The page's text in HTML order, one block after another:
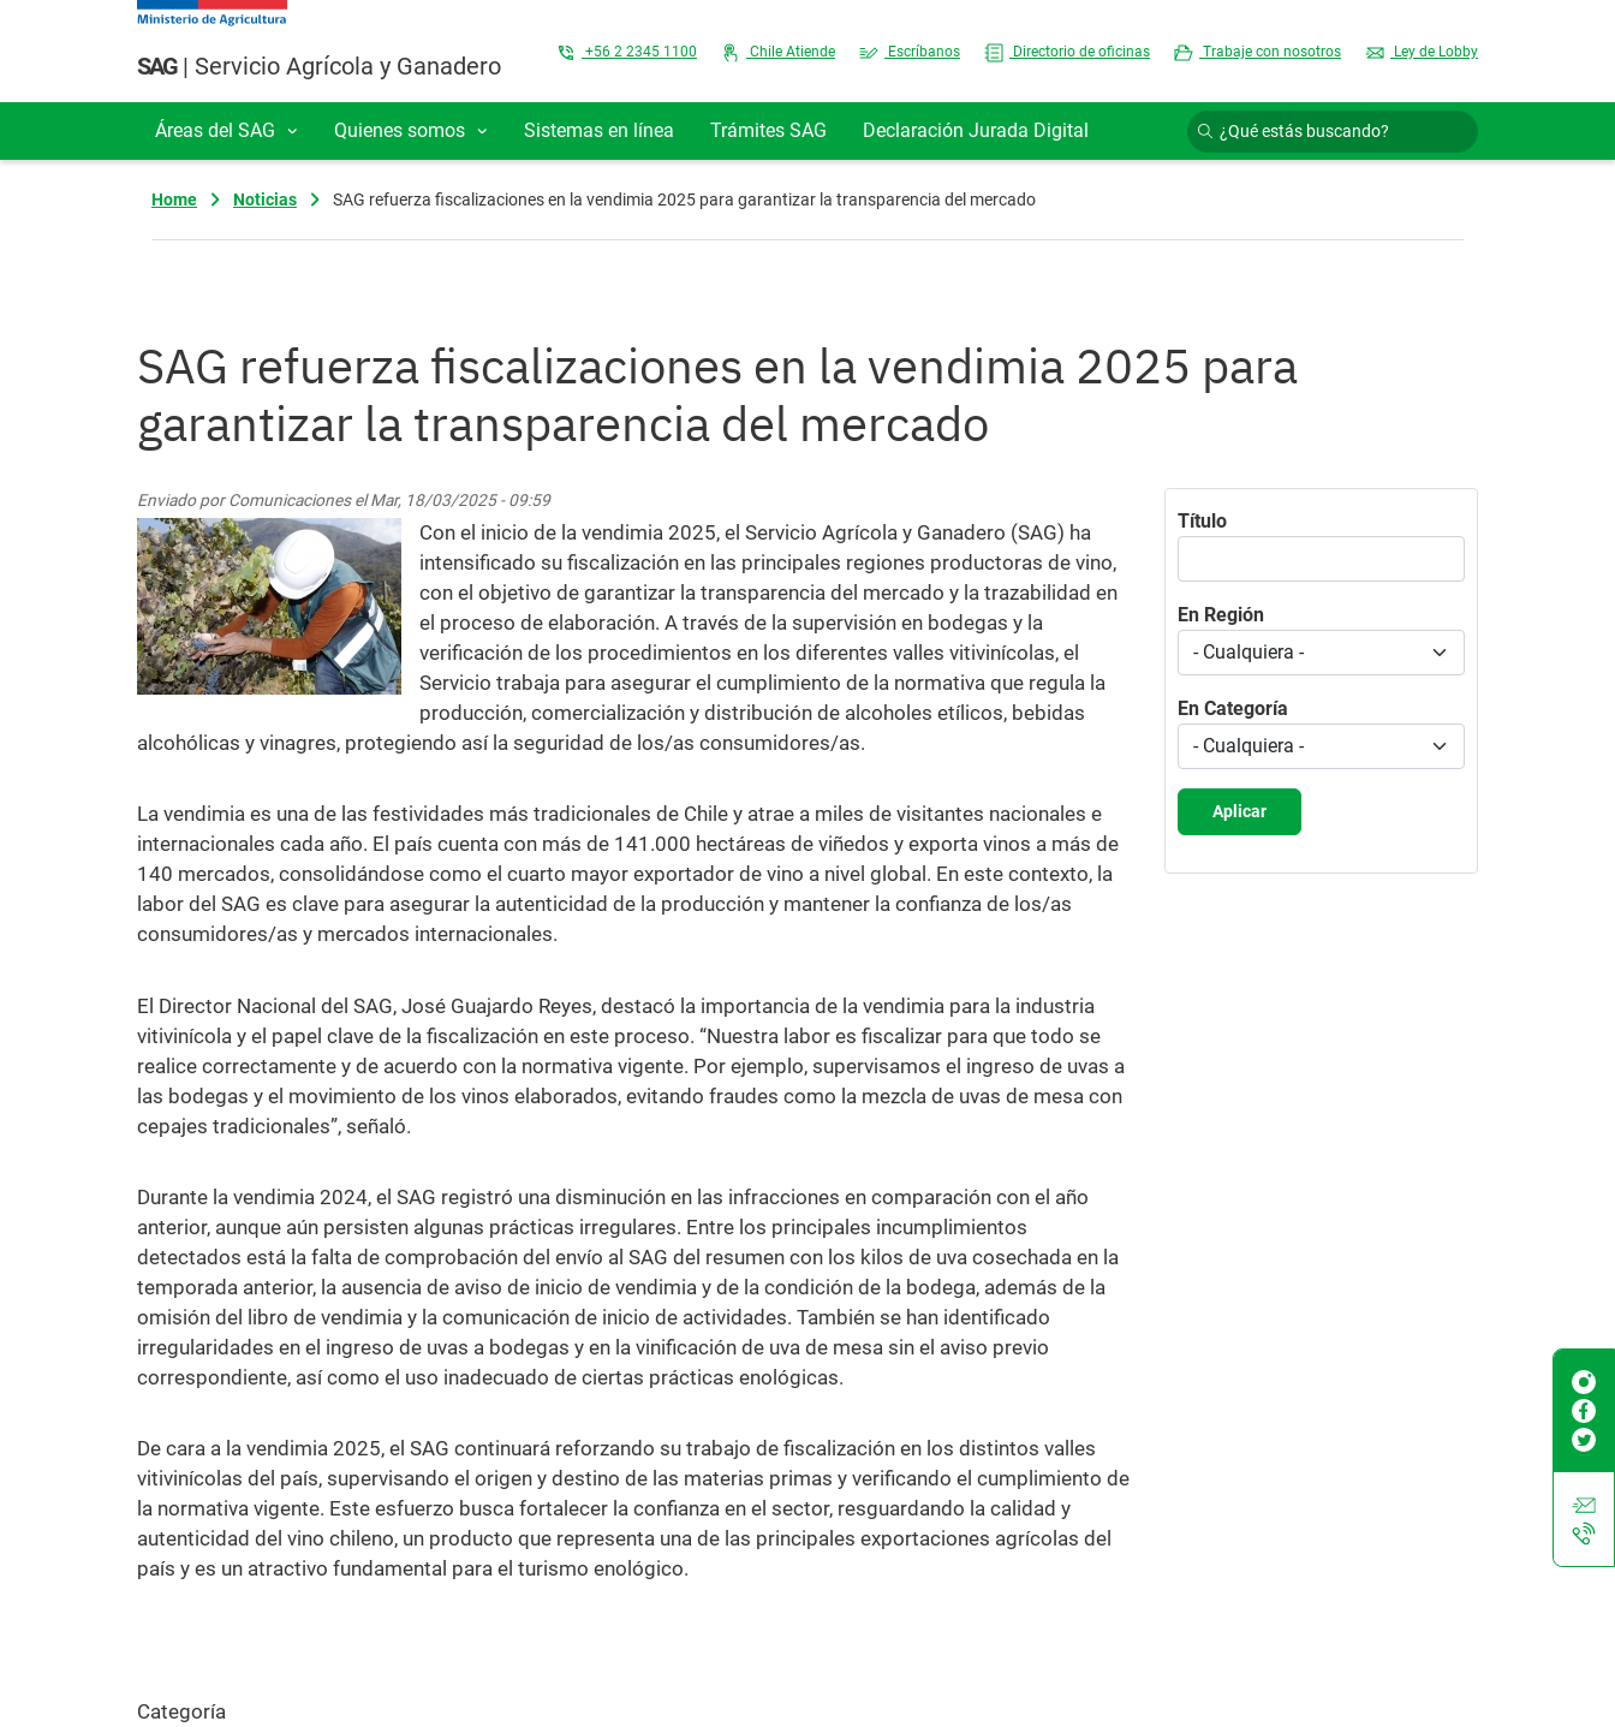
Pasar al contenido principal
SAG| Servicio Agrícola y Ganadero Top Menu
+56 2 2345 1100 Chile Atiende Escríbanos Directorio de oficinas Trabaje con nosotros Ley de Lobby
Navegación principal
Áreas del SAG Quienes somos Sistemas en línea Trámites SAG Declaración Jurada Digital
Home Noticias SAG refuerza fiscalizaciones en la vendimia 2025 para garantizar la transparencia del mercado
SAG refuerza fiscalizaciones en la vendimia 2025 para
garantizar la transparencia del mercado
Enviado porComunicacioneselMar, 18/03/2025 - 09:59
Con el inicio de la vendimia 2025, el Servicio Agrícola y Ganadero (SAG) ha
intensificado su fiscalización en las principales regiones productoras de vino,
con el objetivo de garantizar la transparencia del mercado y la trazabilidad en
el proceso de elaboración. A través de la supervisión en bodegas y la
verificación de los procedimientos en los diferentes valles vitivinícolas, el
Servicio trabaja para asegurar el cumplimiento de la normativa que regula la
producción, comercialización y distribución de alcoholes etílicos, bebidas
alcohólicas y vinagres, protegiendo así la seguridad de los/as consumidores/as.
La vendimia es una de las festividades más tradicionales de Chile y atrae a miles de visitantes nacionales e
internacionales cada año. El país cuenta con más de 141.000 hectáreas de viñedos y exporta vinos a más de
140 mercados, consolidándose como el cuarto mayor exportador de vino a nivel global. En este contexto, la
labor del SAG es clave para asegurar la autenticidad de la producción y mantener la confianza de los/as
consumidores/as y mercados internacionales.
El Director Nacional del SAG, José Guajardo Reyes, destacó la importancia de la vendimia para la industria
vitivinícola y el papel clave de la fiscalización en este proceso. “Nuestra labor es fiscalizar para que todo se
realice correctamente y de acuerdo con la normativa vigente. Por ejemplo, supervisamos el ingreso de uvas a
las bodegas y el movimiento de los vinos elaborados, evitando fraudes como la mezcla de uvas de mesa con
cepajes tradicionales”, señaló.
Durante la vendimia 2024, el SAG registró una disminución en las infracciones en comparación con el año
anterior, aunque aún persisten algunas prácticas irregulares. Entre los principales incumplimientos
detectados está la falta de comprobación del envío al SAG del resumen con los kilos de uva cosechada en la
temporada anterior, la ausencia de aviso de inicio de vendimia y de la condición de la bodega, además de la
omisión del libro de vendimia y la comunicación de inicio de actividades. También se han identificado
irregularidades en el ingreso de uvas a bodegas y en la vinificación de uva de mesa sin el aviso previo
correspondiente, así como el uso inadecuado de ciertas prácticas enológicas.
De cara a la vendimia 2025, el SAG continuará reforzando su trabajo de fiscalización en los distintos valles
vitivinícolas del país, supervisando el origen y destino de las materias primas y verificando el cumplimiento de
la normativa vigente. Este esfuerzo busca fortalecer la confianza en el sector, resguardando la calidad y
autenticidad del vino chileno, un producto que representa una de las principales exportaciones agrícolas del
país y es un atractivo fundamental para el turismo enológico.
Categoría
Título
En Región
En Categoría
Aplicar